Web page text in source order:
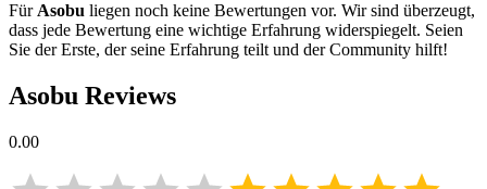
FürAsobu liegen noch keine Bewertungen vor. Wir sind überzeugt,
dass jede Bewertung eine wichtige Erfahrung widerspiegelt. Seien
Sie der Erste, der seine Erfahrung teilt und der Community hilft!
Asobu Reviews
0.00